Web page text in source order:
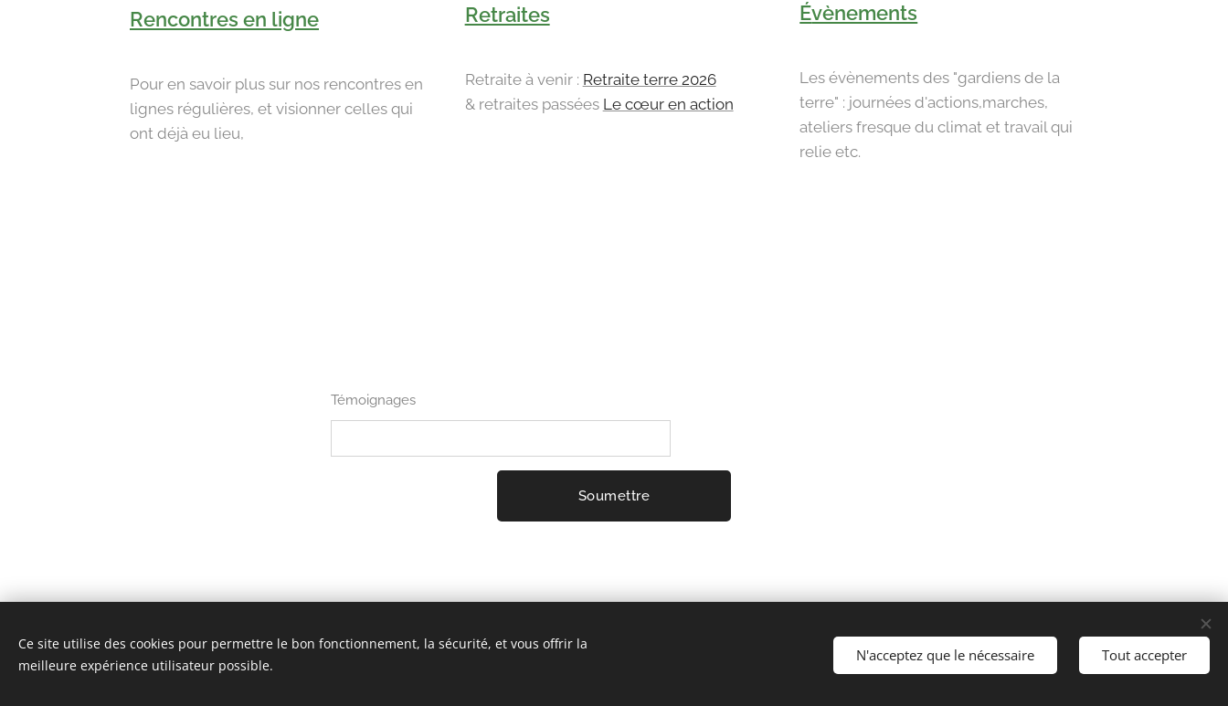
Rencontres en ligne
Pour en savoir plus sur nos rencontres en
lignes régulières, et visionner celles qui
ont déjà eu lieu,
Retraites
Retraite à venir : Retraite terre 2026
& retraites passées Le cœur en action
Évènements
Les évènements des "gardiens de la
terre" : journées d'actions,marches,
ateliers fresque du climat et travail qui
relie etc.
Témoignages
Soumettre
Communauté des gardien-ne-s de la terre
Ce site utilise des cookies pour permettre le bon fonctionnement, la sécurité, et vous offrir la
meilleure expérience utilisateur possible.
N'acceptez que le nécessaire Tout accepter